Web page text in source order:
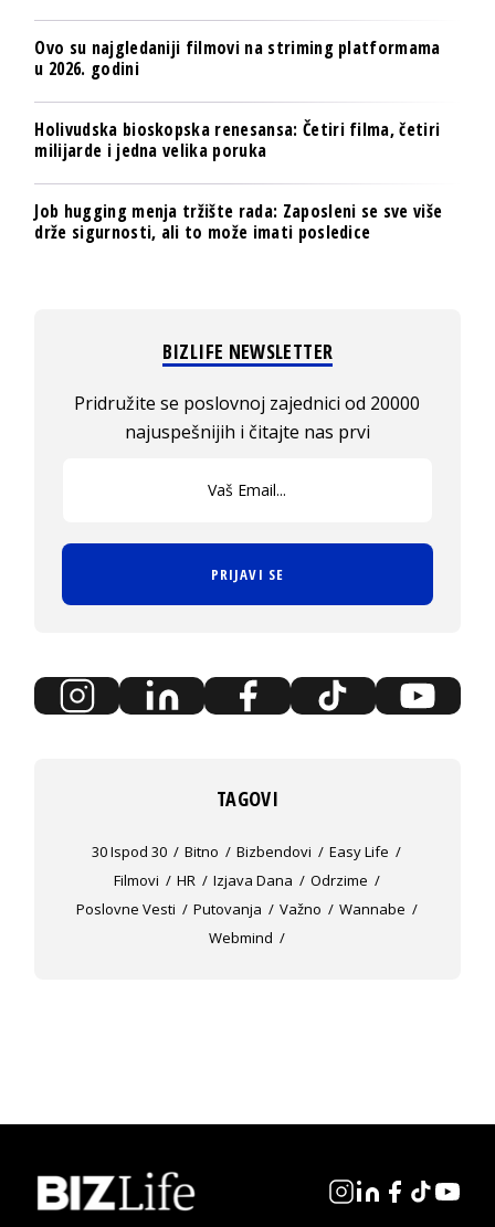
Ovo su najgledaniji filmovi na striming platformama
u 2026. godini
Holivudska bioskopska renesansa: Četiri filma, četiri
milijarde i jedna velika poruka
Job hugging menja tržište rada: Zaposleni se sve više
drže sigurnosti, ali to može imati posledice
BIZLIFE NEWSLETTER
Pridružite se poslovnoj zajednici od 20000
najuspešnijih i čitajte nas prvi
PRIJAVI SE
TAGOVI
30 Ispod 30 Bitno Bizbendovi
Easy Life
Filmovi
HR Izjava Dana
Odrzime
Poslovne Vesti
Putovanja Važno
Wannabe
Webmind